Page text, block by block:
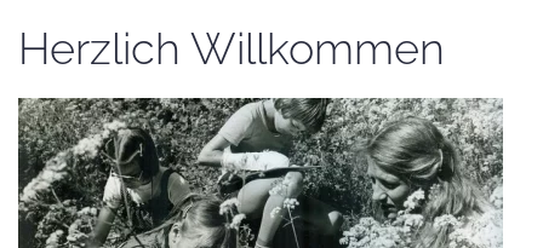
Herzlich Willkommen